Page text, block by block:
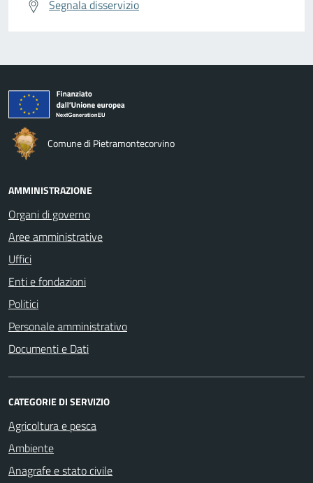
Segnala disservizio
Comune di Pietramontecorvino
AMMINISTRAZIONE
Organi di governo
Aree amministrative
Uffici
Enti e fondazioni
Politici
Personale amministrativo
Documenti e Dati
CATEGORIE DI SERVIZIO
Agricoltura e pesca
Ambiente
Anagrafe e stato civile